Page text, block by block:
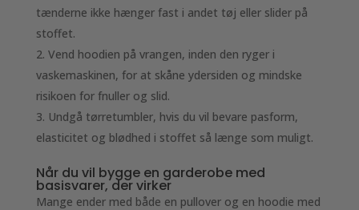
tænderne ikke hænger fast i andet tøj eller slider på
stoffet.
Vend hoodien på vrangen, inden den ryger i
vaskemaskinen, for at skåne ydersiden og mindske
risikoen for fnuller og slid.
Undgå tørretumbler, hvis du vil bevare pasform,
elasticitet og blødhed i stoffet så længe som muligt.
Når du vil bygge en garderobe med
basisvarer, der virker
Mange ender med både en pullover og en hoodie med